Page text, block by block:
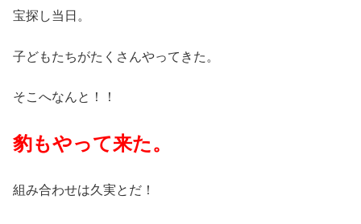
宝探し当日。
子どもたちがたくさんやってきた。
そこへなんと！！
豹もやって来た。
組み合わせは久実とだ！